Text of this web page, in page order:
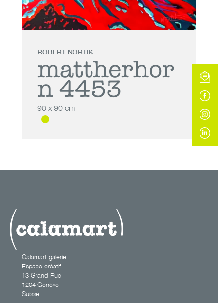
ROBERT NORTIK
mattherhor
n 4453
90 x 90 cm
mattherhorn
Calamart galerie
Espace créatif
13 Grand-Rue
1204 Genève
Suisse